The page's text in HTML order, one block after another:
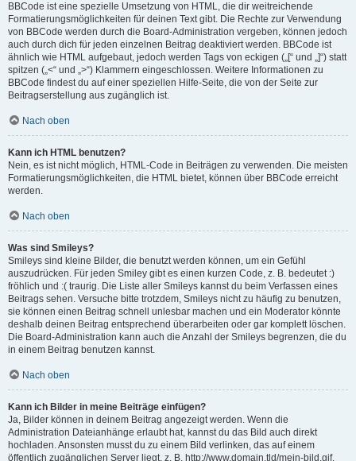
BBCode ist eine spezielle Umsetzung von HTML, die dir weitreichende
Formatierungsmöglichkeiten für deinen Text gibt. Die Rechte zur Verwendung
von BBCode werden durch die Board-Administration vergeben, können jedoch
auch durch dich für jeden einzelnen Beitrag deaktiviert werden. BBCode ist
ähnlich wie HTML aufgebaut, jedoch werden Tags von eckigen („[“ und „]“) statt
spitzen („<“ und „>“) Klammern eingeschlossen. Weitere Informationen zu
BBCode findest du auf einer speziellen Hilfe-Seite, die von der Seite zur
Beitragserstellung aus zugänglich ist.
Nach oben
Kann ich HTML benutzen?
Nein, es ist nicht möglich, HTML-Code in Beiträgen zu verwenden. Die meisten
Formatierungsmöglichkeiten, die HTML bietet, können über BBCode erreicht
werden.
Nach oben
Was sind Smileys?
Smileys sind kleine Bilder, die benutzt werden können, um ein Gefühl
auszudrücken. Für jeden Smiley gibt es einen kurzen Code, z. B. bedeutet :)
fröhlich und :( traurig. Die Liste aller Smileys kannst du beim Verfassen eines
Beitrags sehen. Versuche bitte trotzdem, Smileys nicht zu häufig zu benutzen,
sie können einen Beitrag schnell unlesbar machen und ein Moderator könnte
deshalb deinen Beitrag entsprechend überarbeiten oder gar komplett löschen.
Die Board-Administration kann auch die Anzahl der Smileys begrenzen, die du
in einem Beitrag benutzen kannst.
Nach oben
Kann ich Bilder in meine Beiträge einfügen?
Ja, Bilder können in deinem Beitrag angezeigt werden. Wenn die
Administration Dateianhänge erlaubt hat, kannst du das Bild auch direkt
hochladen. Ansonsten musst du zu einem Bild verlinken, das auf einem
öffentlich zugänglichen Server liegt, z. B. http://www.domain.tld/mein-bild.gif.